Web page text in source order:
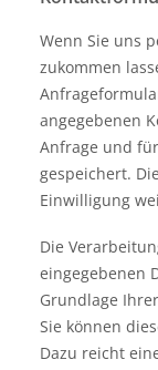
Wenn Sie uns
zukommen
angegebenen
Anfrage und
gespeichert.
Einwilligung
Die
eingegebenen
Grundlage
Sie können
Dazu reicht